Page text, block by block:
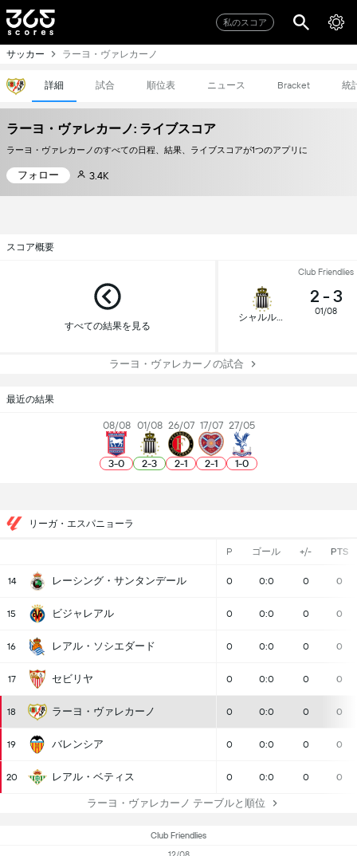
私のスコア
サッカー ラーヨ・ヴァレカーノ
詳細 試合 順位表 ニュース Bracket 統
ラーヨ・ヴァレカーノ: ライブスコア
ラーヨ・ヴァレカーノのすべての日程、結果、ライブスコアが1つのアプリに
フォロー 3.4K
スコア概要
すべての結果を見る
Club Friendlies
シャルルロワ
2 - 3
01/08
ラーヨ・ヴァレカーノの試合
最近の結果
08/08
3-0
01/08
2-3
26/07
2-1
17/07
2-1
27/05
1-0
リーガ・エスパニョーラ
P ゴール +/- PTS
14 レーシング・サンタンデール 0 0:0 0 0
15 ビジャレアル 0 0:0 0 0
16 レアル・ソシエダード 0 0:0 0 0
17 セビリヤ 0 0:0 0 0
18 ラーヨ・ヴァレカーノ 0 0:0 0 0
19 バレンシア 0 0:0 0 0
20 レアル・ベティス 0 0:0 0 0
ラーヨ・ヴァレカーノ テーブルと順位
Club Friendlies